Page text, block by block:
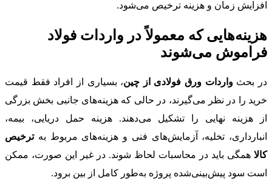
افزایش زمان و هزینه ترخیص می‌شود.
هزینه‌هایی که معمولاً در واردات فولاد
فراموش می‌شوند
در بحثواردات ورق فولادی از چین، بسیاری از افراد فقط قیمت
خرید را در نظر می‌گیرند، در حالی که هزینه‌های جانبی بخش بزرگی
از هزینه نهایی را تشکیل می‌دهند. هزینه حمل دریایی، بیمه،
انبارداری، تخلیه، آزمایش‌های فنی و هزینه‌های مربوط بهترخیص
کالا همگی باید در محاسبات لحاظ شوند. در غیر این صورت، ممکن
است سود پیش‌بینی‌شده پروژه به‌طور کامل از بین برود.